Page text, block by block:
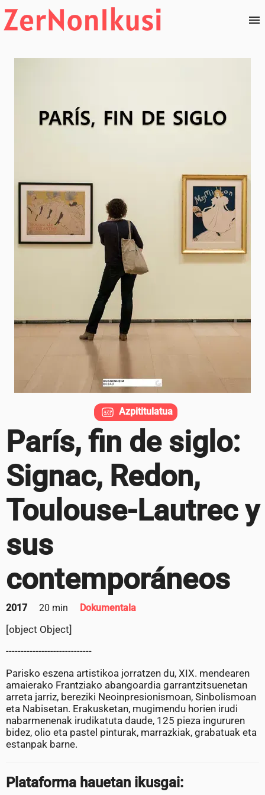
París, fin de siglo:
Signac, Redon,
Toulouse-Lautrec y
sus
contemporáneos
2017 20 min Dokumentala
[object Object]
-----------------------------
Parisko eszena artistikoa jorratzen du, XIX. mendearen
amaierako Frantziako abangoardia garrantzitsuenetan
arreta jarriz, bereziki Neoinpresionismoan, Sinbolismoan
eta Nabisetan. Erakusketan, mugimendu horien irudi
nabarmenenak irudikatuta daude, 125 pieza ingururen
bidez, olio eta pastel pinturak, marrazkiak, grabatuak eta
estanpak barne.
Plataforma hauetan ikusgai:
Azpititulatua